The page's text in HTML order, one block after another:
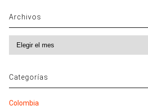
Archivos
Archivos
Categorías
Colombia